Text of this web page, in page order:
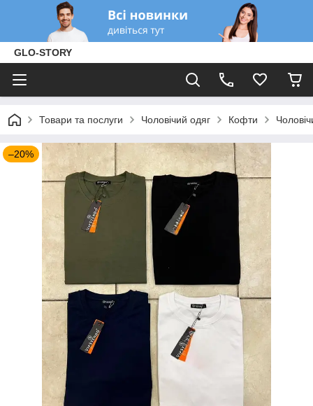
GLO-STORY
Товари та послуги Чоловічий одяг Кофти
–20%